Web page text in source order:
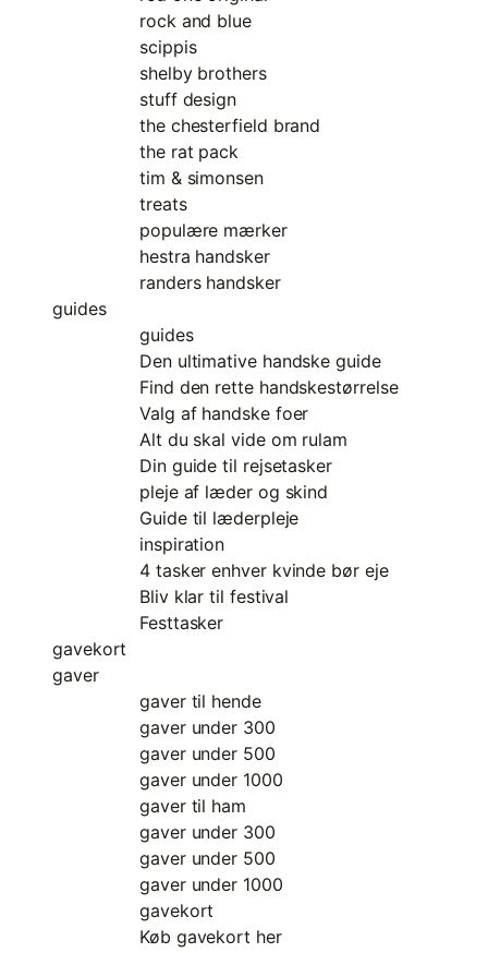
rock and blue
scippis
shelby brothers
stuff design
the chesterfield brand
the rat pack
tim & simonsen
treats
populære mærker
hestra handsker
randers handsker
guides
guides
Den ultimative handske guide
Find den rette handskestørrelse
Valg af handske foer
Alt du skal vide om rulam
Din guide til rejsetasker
pleje af læder og skind
Guide til læderpleje
inspiration
4 tasker enhver kvinde bør eje
Bliv klar til festival
Festtasker
gavekort
gaver
gaver til hende
gaver under 300
gaver under 500
gaver under 1000
gaver til ham
gaver under 300
gaver under 500
gaver under 1000
gavekort
Køb gavekort her